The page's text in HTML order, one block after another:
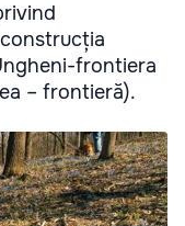
frontiera
– frontieră).